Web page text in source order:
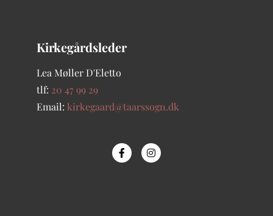
Kirkegårdsleder
Lea Møller D'Eletto
tlf: 20 47 99 29
Email: kirkegaard@taarssogn.dk